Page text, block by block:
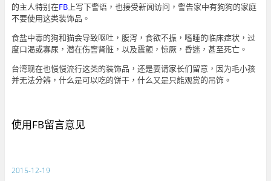
的主人特别在FB上写下警语，也接受新闻访问，警告家中有狗狗的家庭
不要使用这类装饰品。
食盐中毒的狗和猫会导致呕吐，腹泻，食欲不振，嗜睡的临床症状，过
度口渴或寡尿，潜在伤害肾脏，以及震颤，惊厥，昏迷，甚至死亡。
台湾现在也慢慢流行这类的装饰品，还是要请家长们留意，因为毛小孩
并无法分辨，什么是可以吃的饼干，什么又是只能观赏的吊饰。
使用FB留言意见
2015-12-19